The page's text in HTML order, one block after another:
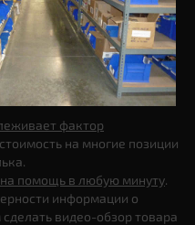
фактор
на многие позиции
помощь в любую минуту.
информации о
видео-обзор товара